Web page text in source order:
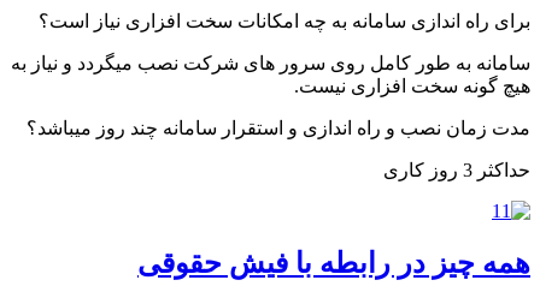
راه اندازی سامانه به چه امکانات سخت افزاری نیاز است؟
به طور کامل روی سرور های شرکت نصب میگردد و نیاز به
گونه سخت افزاری نیست.
زمان نصب و راه اندازی و استقرار سامانه چند روز میباشد؟
کاری
چیز در رابطه با فیش حقوقی